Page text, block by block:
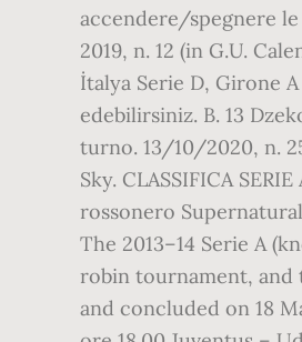
accendere/spegnere
2019, n. 12 (in G.U.
İtalya Serie D, Girone A
edebilirsiniz. B. 13
turno. 13/10/2020, n.
Sky. CLASSIFICA
rossonero
The 2013–14 Serie A
robin tournament, and
and concluded on 18